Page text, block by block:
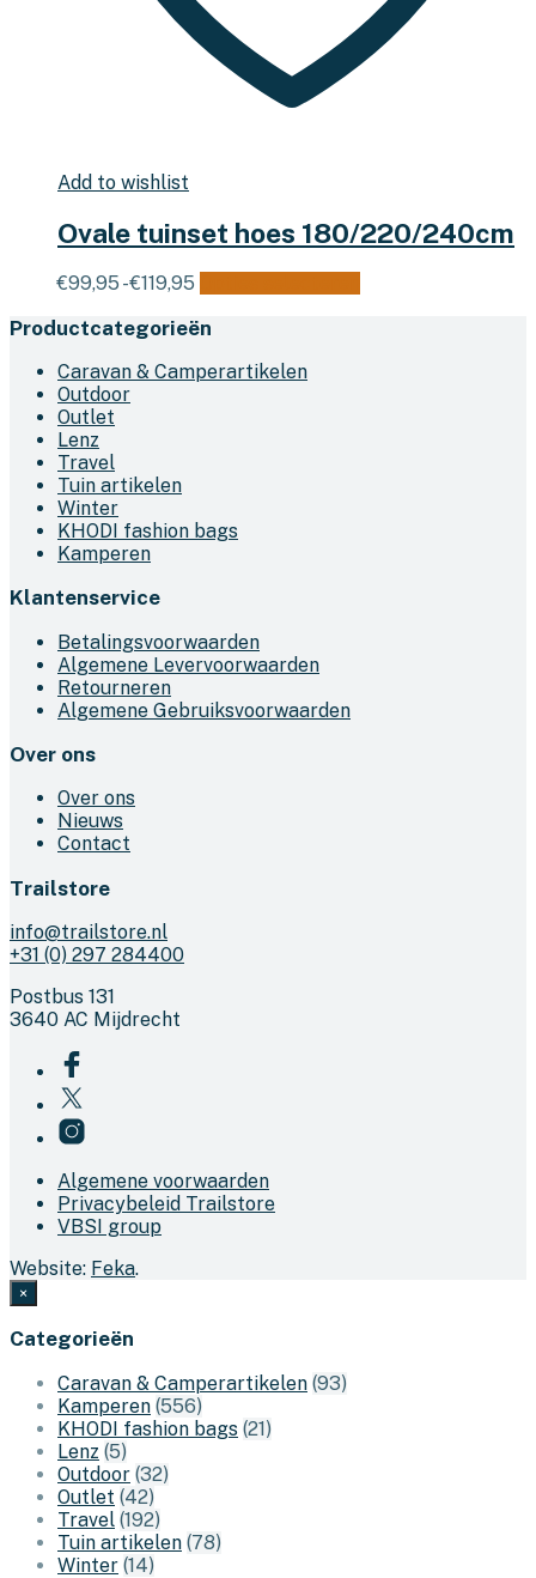
Add to wishlist
Ovale tuinset hoes 180/220/240cm
€99,95 - €119,95
tot
Productcategorieën
Caravan & Camperartikelen
Outdoor
Outlet
Lenz
Travel
Tuin artikelen
Winter
KHODI fashion bags
Kamperen
Klantenservice
Betalingsvoorwaarden
Algemene Levervoorwaarden
Retourneren
Algemene Gebruiksvoorwaarden
Over ons
Over ons
Nieuws
Contact
Trailstore
info@trailstore.nl
+31 (0) 297 284400
Postbus 131
3640 AC Mijdrecht
Algemene voorwaarden
Privacybeleid Trailstore
VBSI group
Website: Feka.
×
Categorieën
Caravan & Camperartikelen (93)
Kamperen (556)
KHODI fashion bags (21)
Lenz (5)
Outdoor (32)
Outlet (42)
Travel (192)
Tuin artikelen (78)
Winter (14)